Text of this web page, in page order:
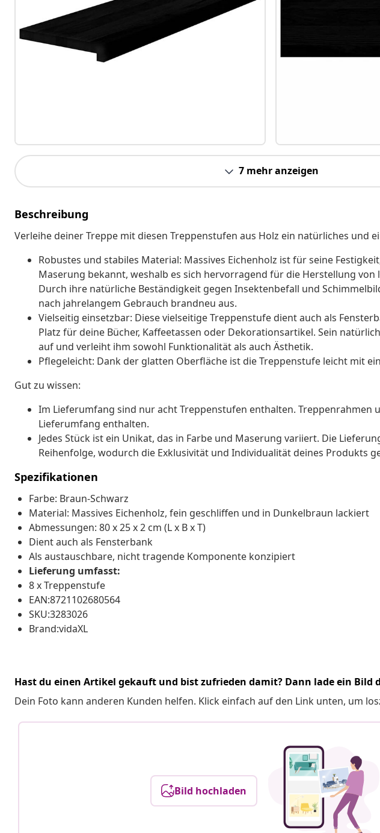
7 mehr anzeigen
Beschreibung
Verleihe deiner Treppe mit diesen Treppenstufen aus Holz ein natürliches und
Robustes und stabiles Material: Massives Eichenholz ist für seine
Maserung bekannt, weshalb es sich hervorragend für die Herstellung von
Durch ihre natürliche Beständigkeit gegen Insektenbefall und
nach jahrelangem Gebrauch brandneu aus.
Vielseitig einsetzbar: Diese vielseitige Treppenstufe dient auch als
Platz für deine Bücher, Kaffeetassen oder Dekorationsartikel. Sein
auf und verleiht ihm sowohl Funktionalität als auch Ästhetik.
Pflegeleicht: Dank der glatten Oberfläche ist die Treppenstufe leicht mit
Gut zu wissen:
Im Lieferumfang sind nur acht Treppenstufen enthalten. Treppenrahmen
Lieferumfang enthalten.
Jedes Stück ist ein Unikat, das in Farbe und Maserung variiert. Die
Reihenfolge, wodurch die Exklusivität und Individualität deines Produkts
Spezifikationen
Farbe: Braun-Schwarz
Material: Massives Eichenholz, fein geschliffen und in Dunkelbraun lackiert
Abmessungen: 80 x 25 x 2 cm (L x B x T)
Dient auch als Fensterbank
Als austauschbare, nicht tragende Komponente konzipiert
Lieferung umfasst:
8 x Treppenstufe
EAN:8721102680564
SKU:3283026
Brand:vidaXL
Hast du einen Artikel gekauft und bist zufrieden damit? Dann lade ein Bild
Dein Foto kann anderen Kunden helfen. Klick einfach auf den Link unten, um
Bild hochladen